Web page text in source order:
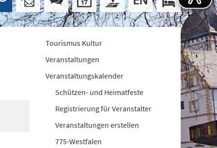
Tourismus Kultur
Veranstaltungen
Veranstaltungskalender
Schützen- und Heimatfeste
Registrierung für Veranstalter
Veranstaltungen erstellen
775-Westfalen